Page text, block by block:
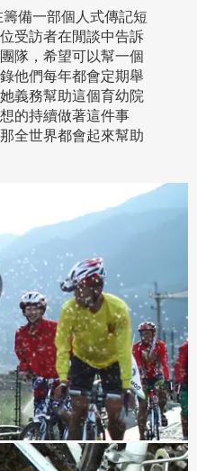
備一部個人式傳記短
受訪者在閒談中告訴
隊，希望可以幫一個
他­們每年都會定期舉
義務幫助這個育幼院
的持續做著這件事
全世界都會起來幫助